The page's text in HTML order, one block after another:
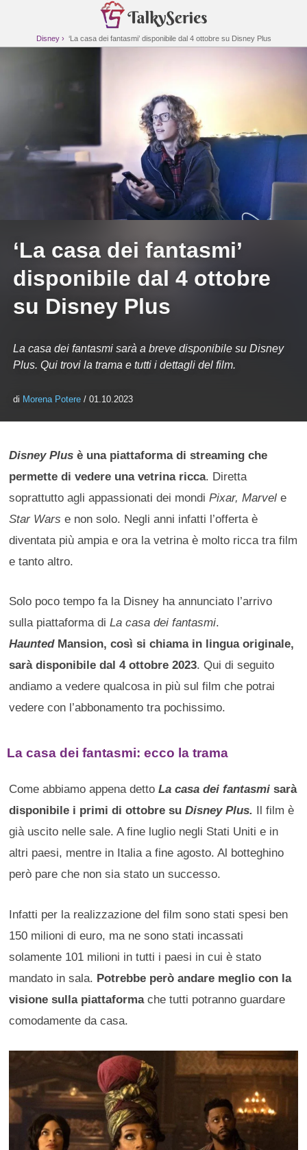
Disney ‘La casa dei fantasmi’ disponibile dal 4 ottobre su Disney Plus
‘La casa dei fantasmi’
disponibile dal 4 ottobre
su Disney Plus
La casa dei fantasmi sarà a breve disponibile su Disney
Plus. Qui trovi la trama e tutti i dettagli del film.
di Morena Potere / 01.10.2023
Disney Plus è una piattaforma di streaming che
permette di vedere una vetrina ricca. Diretta
soprattutto agli appassionati dei mondiPixar, Marvel e
Star Wars e non solo. Negli anni infatti l’offerta è
diventata più ampia e ora la vetrina è molto ricca tra film
e tanto altro.
Solo poco tempo fa la Disney ha annunciato l’arrivo
sulla piattaforma di La casa dei fantasmi.
HauntedMansion, così si chiama in lingua originale,
sarà disponibile dal 4 ottobre 2023. Qui di seguito
andiamo a vedere qualcosa in più sul film che potrai
vedere con l’abbonamento tra pochissimo.
La casa dei fantasmi: ecco la trama
Come abbiamo appena detto La casa dei fantasmi sarà
disponibile i primi di ottobre suDisney Plus. Il film è
già uscito nelle sale. A fine luglio negli Stati Uniti e in
altri paesi, mentre in Italia a fine agosto. Al botteghino
però pare che non sia stato un successo.
Infatti per la realizzazione del film sono stati spesi ben
150 milioni di euro, ma ne sono stati incassati
solamente 101 milioni in tutti i paesi in cui è stato
mandato in sala. Potrebbe però andare meglio con la
visione sulla piattaformache tutti potranno guardare
comodamente da casa.